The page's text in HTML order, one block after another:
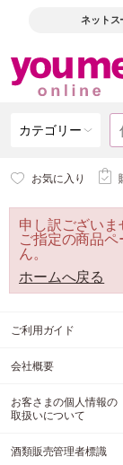
ネットス
カテゴリー
お気に入り
申し訳ございま
ご指定の商品
ん。
ホームへ戻る
ご利用ガイド
会社概要
お客さまの個人情報の
取扱いについて
酒類販売管理者標識